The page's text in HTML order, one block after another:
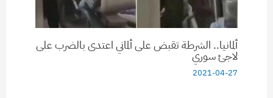
ألمانيا.. الشرطة تقبض على ألماني اعتدى بالضرب على
لاجئ سوري
2021-04-27